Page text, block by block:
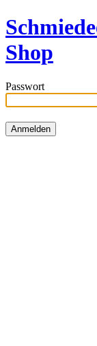
Shop
Passwort